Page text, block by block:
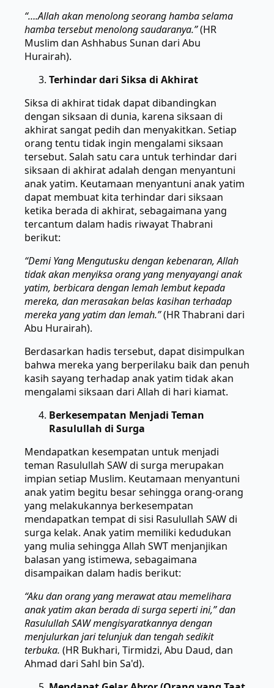
“….Allah akan menolong seorang hamba selama
hamba tersebut menolong saudaranya.”(HR
Muslim dan Ashhabus Sunan dari Abu
Hurairah).
Terhindar dari Siksa di Akhirat
Siksa di akhirat tidak dapat dibandingkan
dengan siksaan di dunia, karena siksaan di
akhirat sangat pedih dan menyakitkan. Setiap
orang tentu tidak ingin mengalami siksaan
tersebut. Salah satu cara untuk terhindar dari
siksaan di akhirat adalah dengan menyantuni
anak yatim. Keutamaan menyantuni anak yatim
dapat membuat kita terhindar dari siksaan
ketika berada di akhirat, sebagaimana yang
tercantum dalam hadis riwayat Thabrani
berikut:
“Demi Yang Mengutusku dengan kebenaran, Allah
tidak akan menyiksa orang yang menyayangi anak
yatim, berbicara dengan lemah lembut kepada
mereka, dan merasakan belas kasihan terhadap
mereka yang yatim dan lemah.”(HR Thabrani dari
Abu Hurairah).
Berdasarkan hadis tersebut, dapat disimpulkan
bahwa mereka yang berperilaku baik dan penuh
kasih sayang terhadap anak yatim tidak akan
mengalami siksaan dari Allah di hari kiamat.
Berkesempatan Menjadi Teman
Rasulullah di Surga
Mendapatkan kesempatan untuk menjadi
teman Rasulullah SAW di surga merupakan
impian setiap Muslim. Keutamaan menyantuni
anak yatim begitu besar sehingga orang-orang
yang melakukannya berkesempatan
mendapatkan tempat di sisi Rasulullah SAW di
surga kelak. Anak yatim memiliki kedudukan
yang mulia sehingga Allah SWT menjanjikan
balasan yang istimewa, sebagaimana
disampaikan dalam hadis berikut:
“Aku dan orang yang merawat atau memelihara
anak yatim akan berada di surga seperti ini,” dan
Rasulullah SAW mengisyaratkannya dengan
menjulurkan jari telunjuk dan tengah sedikit
terbuka. (HR Bukhari, Tirmidzi, Abu Daud, dan
Ahmad dari Sahl bin Sa'd).